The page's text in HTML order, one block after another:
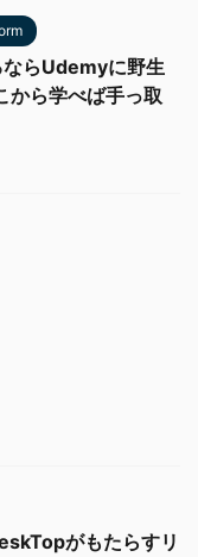
らUdemyに野生
から学べば手っ取
がもたらすリ